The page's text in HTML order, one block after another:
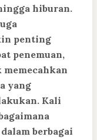
hiburan.
penting
penemuan,
yang
Kali
berbagai